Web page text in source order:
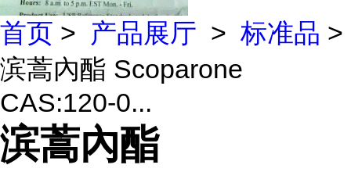
首页 > 产品展厅 > 标准品 >
滨蒿內酯 Scoparone
CAS:120-0...
滨蒿內酯